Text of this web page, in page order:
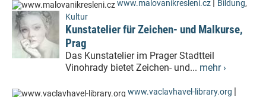
www.malovanikresleni.cz | Bildung,
Kultur
Kunstatelier für Zeichen- und Malkurse,
Prag
Das Kunstatelier im Prager Stadtteil
Vinohrady bietet Zeichen- und... mehr ›
www.vaclavhavel-library.org |